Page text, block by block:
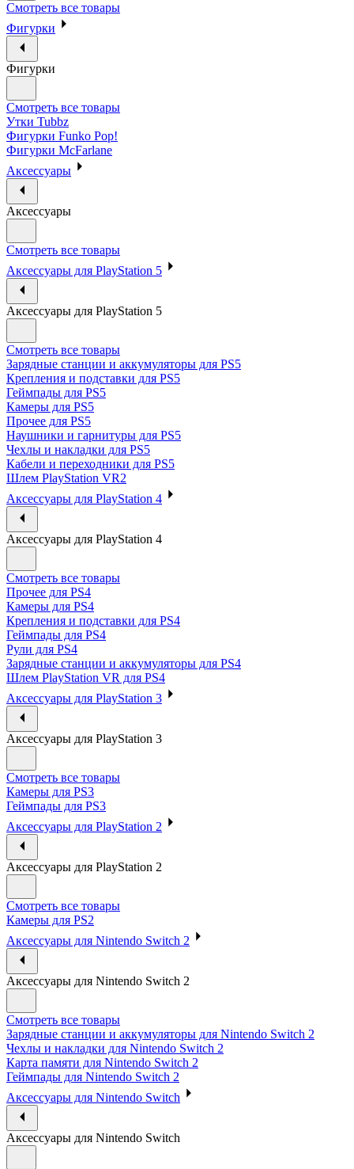
Смотреть все товары
Фигурки
Фигурки
Смотреть все товары
Утки Tubbz
Фигурки Funko Pop!
Фигурки McFarlane
Аксессуары
Аксессуары
Смотреть все товары
Аксессуары для PlayStation 5
Аксессуары для PlayStation 5
Смотреть все товары
Зарядные станции и аккумуляторы для PS5
Крепления и подставки для PS5
Геймпады для PS5
Камеры для PS5
Прочее для PS5
Наушники и гарнитуры для PS5
Чехлы и накладки для PS5
Кабели и переходники для PS5
Шлем PlayStation VR2
Аксессуары для PlayStation 4
Аксессуары для PlayStation 4
Смотреть все товары
Прочее для PS4
Камеры для PS4
Крепления и подставки для PS4
Геймпады для PS4
Рули для PS4
Зарядные станции и аккумуляторы для PS4
Шлем PlayStation VR для PS4
Аксессуары для PlayStation 3
Аксессуары для PlayStation 3
Смотреть все товары
Камеры для PS3
Геймпады для PS3
Аксессуары для PlayStation 2
Аксессуары для PlayStation 2
Смотреть все товары
Камеры для PS2
Аксессуары для Nintendo Switch 2
Аксессуары для Nintendo Switch 2
Смотреть все товары
Зарядные станции и аккумуляторы для Nintendo Switch 2
Чехлы и накладки для Nintendo Switch 2
Карта памяти для Nintendo Switch 2
Геймпады для Nintendo Switch 2
Аксессуары для Nintendo Switch
Аксессуары для Nintendo Switch